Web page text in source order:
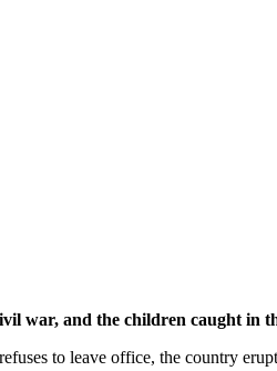
war, and the children caught in
to leave office, the country